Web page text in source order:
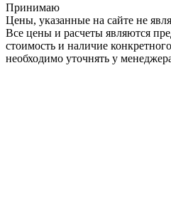
Принимаю
Цены, указанные на сайте не
Все цены и расчеты являются
стоимость и наличие
необходимо уточнять у